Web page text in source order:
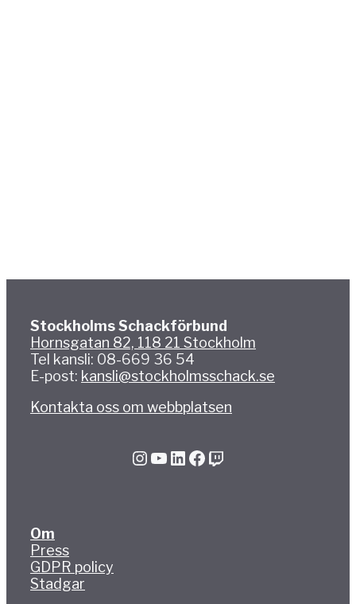
Stockholms Schackförbund
Hornsgatan 82, 118 21 Stockholm
Tel kansli: 08-669 36 54
E-post: kansli@stockholmsschack.se
Kontakta oss om webbplatsen
InstagramYouTube LinkedIn Facebook Twitch
Om
Press
GDPR policy
Stadgar